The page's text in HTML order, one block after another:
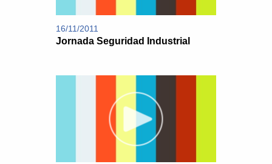
16/11/2011
Jornada Seguridad Industrial